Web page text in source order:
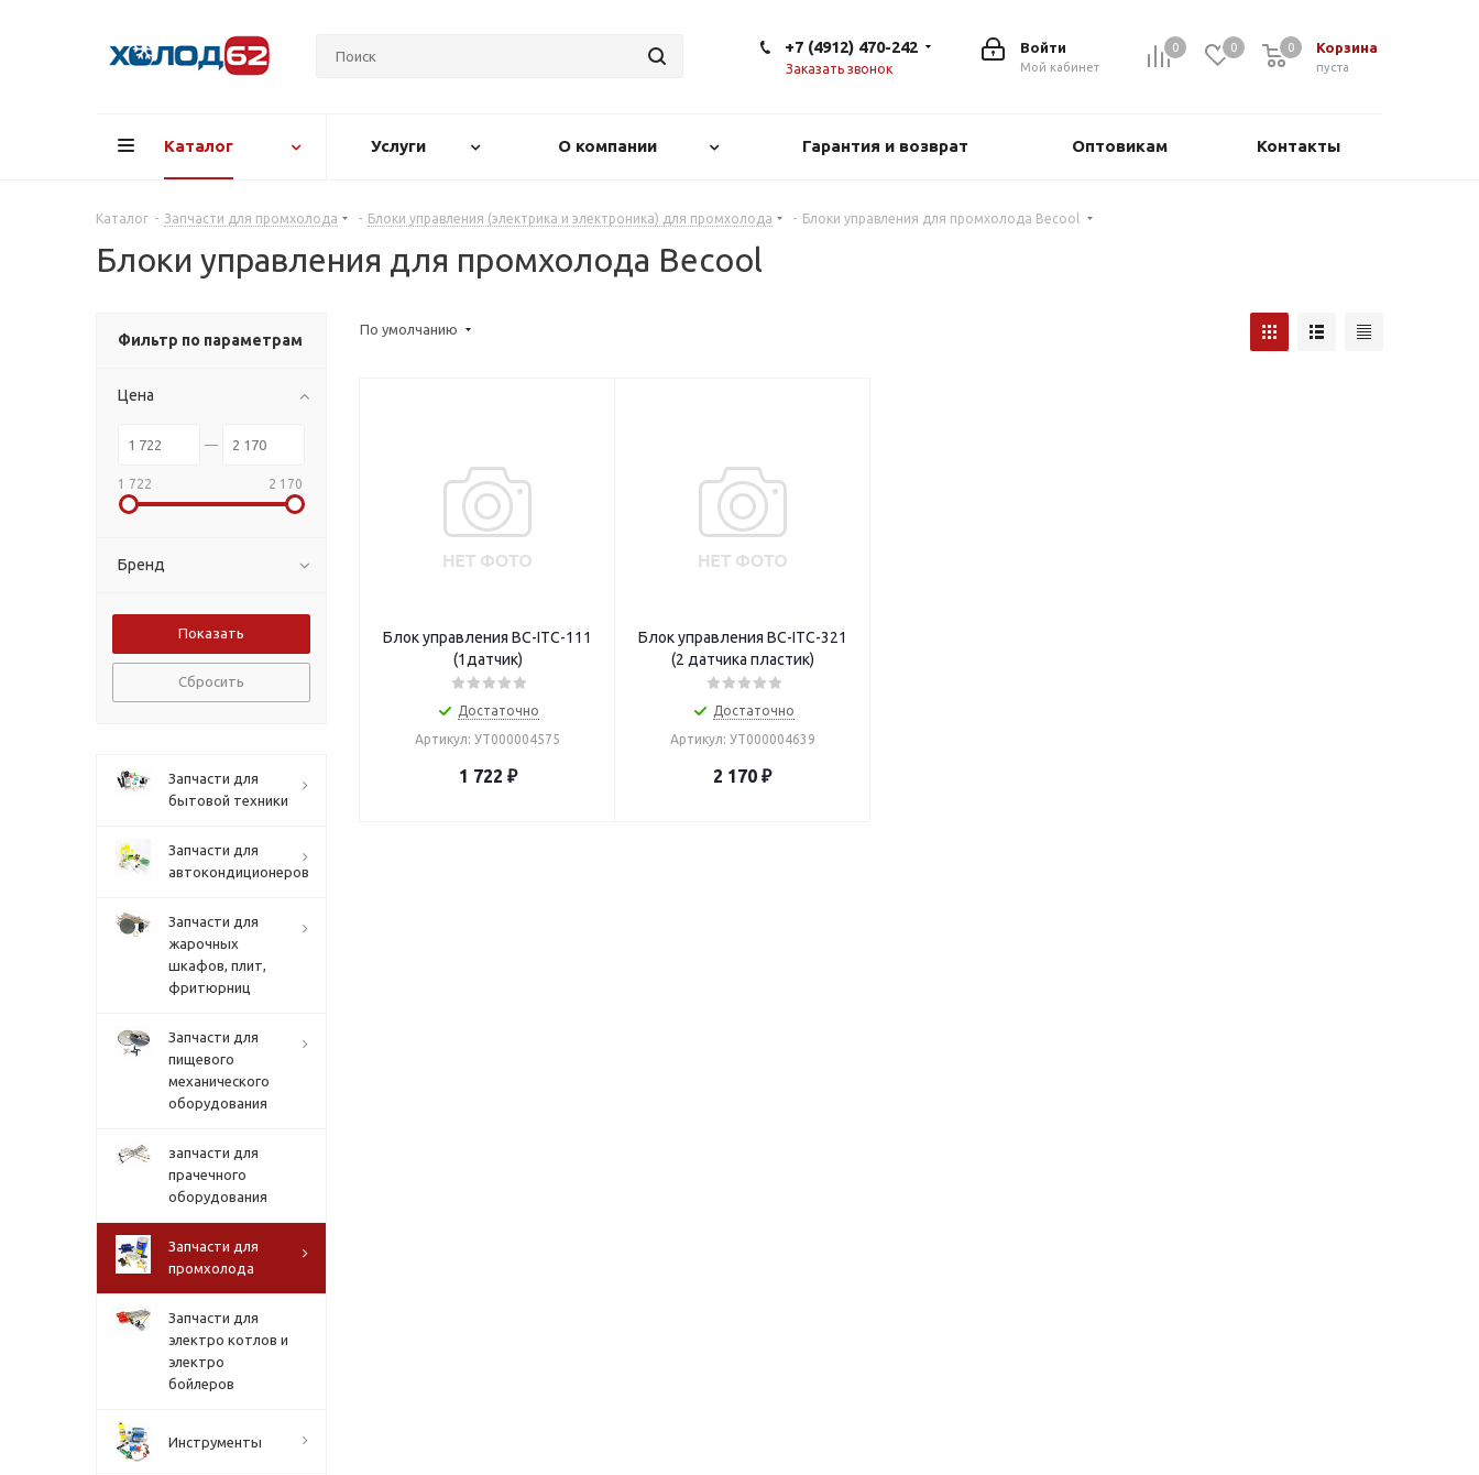
0 0 Корзина
0
пуста
0
Войти
Мой кабинет
+7 (4912) 470-242
Заказать звонок
Каталог Услуги О компании Гарантия и возврат Оптовикам Контакты
Каталог - Запчасти для промхолода - Блоки управления (электрика и электроника) для промхолода - Блоки управления для промхолода Becool
Блоки управления для промхолода Becool
По умолчанию
Блок управления BC-ITC-111
(1датчик)
Достаточно
Артикул: УТ000004575
1 722 ₽
Блок управления BC-ITC-321
(2 датчика пластик)
Достаточно
Артикул: УТ000004639
2 170 ₽
Фильтр по параметрам
Цена
1 722 2 170
Бренд
Сбросить
Запчасти для
бытовой техники
Запчасти для
автокондиционеров
Запчасти для
жарочных
шкафов, плит,
фритюрниц
Запчасти для
пищевого
механического
оборудования
запчасти для
прачечного
оборудования
Запчасти для
промхолода
Запчасти для
электро котлов и
электро
бойлеров
Инструменты